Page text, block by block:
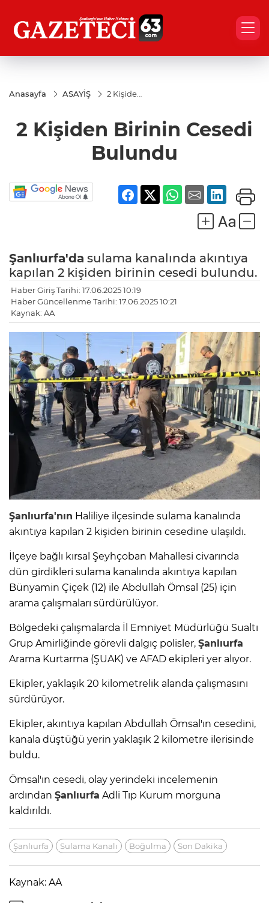
Anasayfa ASAYİŞ
2 Kişiden
Bulundu
2 Kişiden Birinin Cesedi
Bulundu
Şanlıurfa'da sulama kanalında akıntıya
kapılan 2 kişiden birinin cesedi bulundu.
Haber Giriş Tarihi: 17.06.2025 10:19
Haber Güncellenme Tarihi: 17.06.2025 10:21
Kaynak: AA
Şanlıurfa'nın Haliliye ilçesinde sulama kanalında
akıntıya kapılan 2 kişiden birinin cesedine ulaşıldı.
İlçeye bağlı kırsal Şeyhçoban Mahallesi civarında
dün girdikleri sulama kanalında akıntıya kapılan
Bünyamin Çiçek (12) ile Abdullah Ömsal (25) için
arama çalışmaları sürdürülüyor.
Bölgedeki çalışmalarda İl Emniyet Müdürlüğü Sualtı
Grup Amirliğinde görevli dalgıç polisler, Şanlıurfa
Arama Kurtarma (ŞUAK) ve AFAD ekipleri yer alıyor.
Ekipler, yaklaşık 20 kilometrelik alanda çalışmasını
sürdürüyor.
Ekipler, akıntıya kapılan Abdullah Ömsal'ın cesedini,
kanala düştüğü yerin yaklaşık 2 kilometre ilerisinde
buldu.
Ömsal'ın cesedi, olay yerindeki incelemenin
ardından Şanlıurfa Adli Tıp Kurum morguna
kaldırıldı.
Şanlıurfa Sulama Kanalı Boğulma Son Dakika
Kaynak: AA